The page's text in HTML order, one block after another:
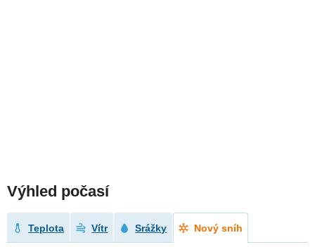
Výhled počasí
Teplota Vítr Srážky Nový sníh